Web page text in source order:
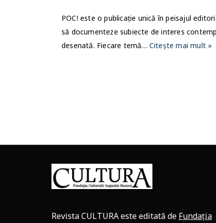
POC! este o publicație unică în peisajul
să documenteze subiecte de interes
desenată. Fiecare temă… Citește mai mult »
Revista CULTURA este editată de Fundația